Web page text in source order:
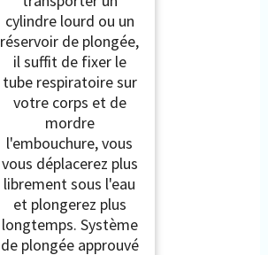
cylindre lourd ou un
réservoir de plongée,
il suffit de fixer le
tube respiratoire sur
votre corps et de
mordre
l'embouchure, vous
vous déplacerez plus
librement sous l'eau
et plongerez plus
longtemps. Système
de plongée approuvé